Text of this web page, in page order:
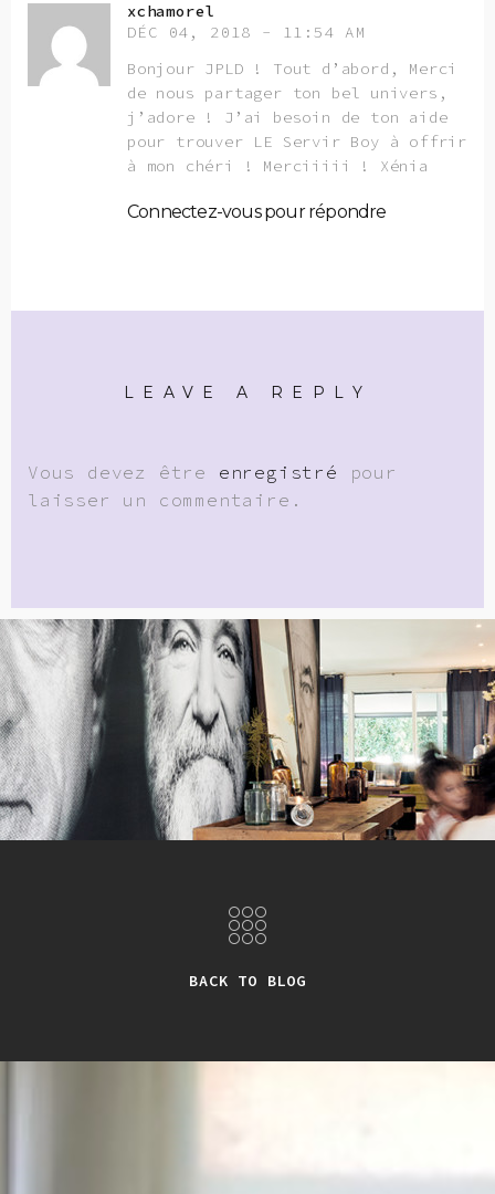
xchamorel
DÉC 04, 2018 - 11:54 AM
Bonjour JPLD ! Tout d’abord, Merci
de nous partager ton bel univers,
j’adore ! J’ai besoin de ton aide
pour trouver LE Servir Boy à offrir
à mon chéri ! Merciiiii ! Xénia
Connectez-vous pour répondre
LEAVE A REPLY
Vous devez être enregistré pour
laisser un commentaire.
BACK TO BLOG